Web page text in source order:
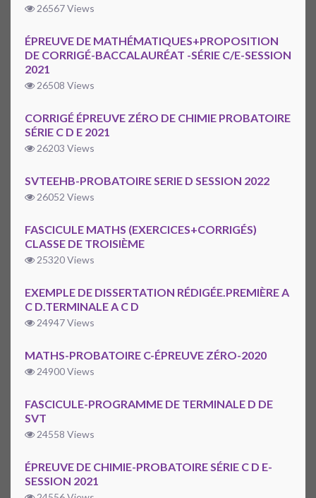
26567 Views
ÉPREUVE DE MATHÉMATIQUES+PROPOSITION
DE CORRIGÉ-BACCALAURÉAT -SÉRIE C/E-SESSION
2021
26508 Views
CORRIGÉ ÉPREUVE ZÉRO DE CHIMIE PROBATOIRE
SÉRIE C D E 2021
26203 Views
SVTEEHB-PROBATOIRE SERIE D SESSION 2022
26052 Views
FASCICULE MATHS (EXERCICES+CORRIGÉS)
CLASSE DE TROISIÈME
25320 Views
EXEMPLE DE DISSERTATION RÉDIGÉE.PREMIÈRE A
C D.TERMINALE A C D
24947 Views
MATHS-PROBATOIRE C-ÉPREUVE ZÉRO-2020
24900 Views
FASCICULE-PROGRAMME DE TERMINALE D DE
SVT
24558 Views
ÉPREUVE DE CHIMIE-PROBATOIRE SÉRIE C D E-
SESSION 2021